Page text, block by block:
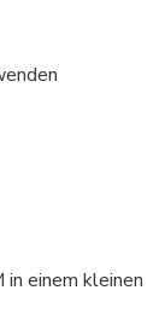
einem kleinen